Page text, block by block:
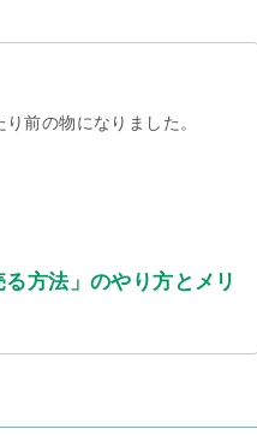
前の物になりました。
方法」のやり方とメリ